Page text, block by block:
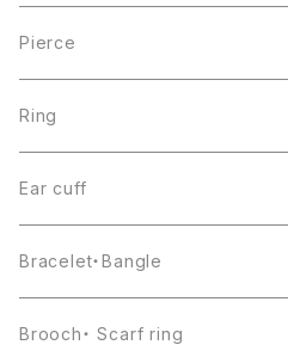
Pierce
Ring
Ear cuff
Bracelet・Bangle
Brooch・ Scarf ring